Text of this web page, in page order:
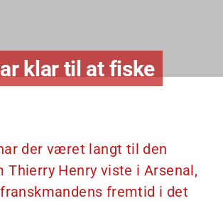
klar til at fiske
der været langt til den
Thierry Henry viste i Arsenal,
fremtid i det